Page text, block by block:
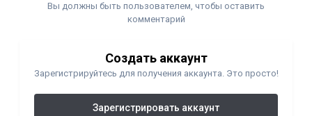
скромном Новоульяновске столько средств у практически
безработного населения, чтобы заоблачно платить за
Вырвал я из рук дрожжащей от страха бухгалтерши "МИРа
адрес ни в чем не повинной начальницы, прыгнул в свою
"двенашку" и поддал газку. До Кирова долетел быстро.
Вы должны быть пользователем, чтобы оставить
комментарий
Создать аккаунт
Зарегистрируйтесь для получения аккаунта. Это просто!
Зарегистрировать аккаунт